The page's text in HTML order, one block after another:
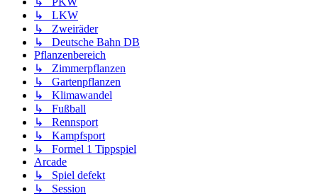
↳ LKW
↳ Zweiräder
↳ Deutsche Bahn DB
Pflanzenbereich
↳ Zimmerpflanzen
↳ Gartenpflanzen
↳ Klimawandel
↳ Fußball
↳ Rennsport
↳ Kampfsport
↳ Formel 1 Tippspiel
Arcade
↳ Spiel defekt
↳ Session